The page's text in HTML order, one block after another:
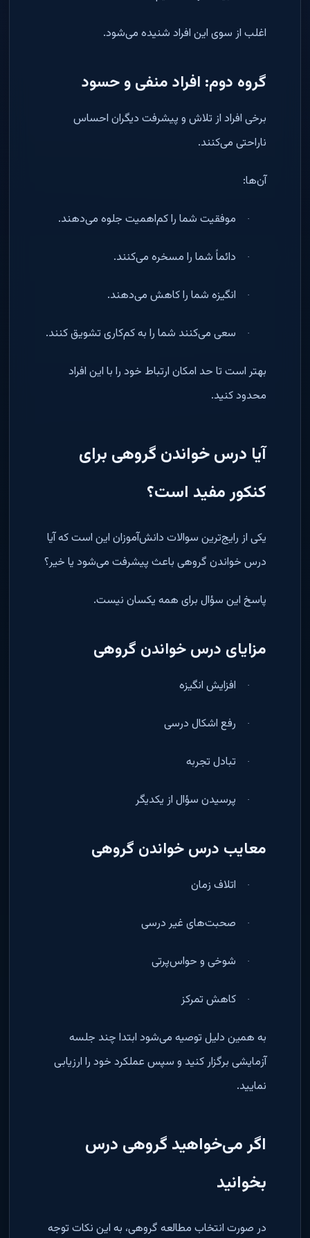
اغلب از سوی این افراد شنیده می‌شود.
گروه دوم: افراد منفی و حسود
برخی افراد از تلاش و پیشرفت دیگران احساس
ناراحتی می‌کنند.
آن‌ها:
· موفقیت شما را کم‌اهمیت جلوه می‌دهند.
· دائماً شما را مسخره می‌کنند.
· انگیزه شما را کاهش می‌دهند.
· سعی می‌کنند شما را به کم‌کاری تشویق کنند.
بهتر است تا حد امکان ارتباط خود را با این افراد
محدود کنید.
آیا درس خواندن گروهی برای
کنکور مفید است؟
یکی از رایج‌ترین سوالات دانش‌آموزان این است که آیا
درس خواندن گروهی باعث پیشرفت می‌شود یا خیر؟
پاسخ این سؤال برای همه یکسان نیست.
مزایای درس خواندن گروهی
· افزایش انگیزه
· رفع اشکال درسی
· تبادل تجربه
· پرسیدن سؤال از یکدیگر
معایب درس خواندن گروهی
· اتلاف زمان
· صحبت‌های غیر درسی
· شوخی و حواس‌پرتی
· کاهش تمرکز
به همین دلیل توصیه می‌شود ابتدا چند جلسه
آزمایشی برگزار کنید و سپس عملکرد خود را ارزیابی
نمایید.
اگر می‌خواهید گروهی درس
بخوانید
در صورت انتخاب مطالعه گروهی، به این نکات توجه